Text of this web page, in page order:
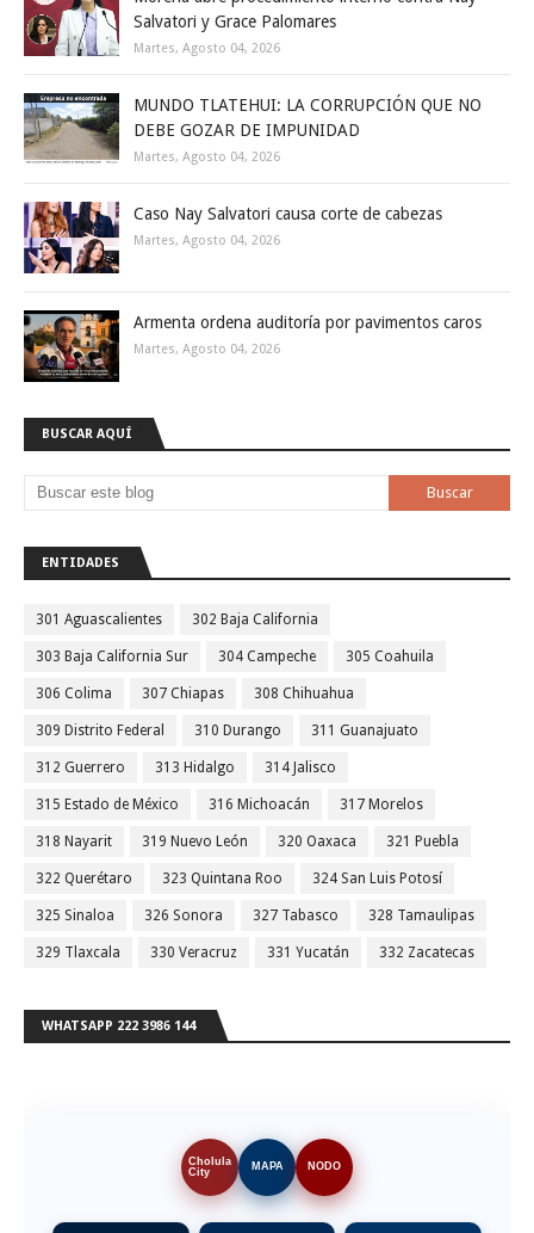
Salvatori y Grace Palomares
Martes, Agosto 04, 2026
MUNDO TLATEHUI: LA CORRUPCIÓN QUE NO
DEBE GOZAR DE IMPUNIDAD
Martes, Agosto 04, 2026
Caso Nay Salvatori causa corte de cabezas
Martes, Agosto 04, 2026
Armenta ordena auditoría por pavimentos caros
Martes, Agosto 04, 2026
BUSCAR AQUÍ
ENTIDADES
301 Aguascalientes 302 Baja California
303 Baja California Sur 304 Campeche 305 Coahuila
306 Colima 307 Chiapas 308 Chihuahua
309 Distrito Federal 310 Durango 311 Guanajuato
312 Guerrero 313 Hidalgo 314 Jalisco
315 Estado de México 316 Michoacán 317 Morelos
318 Nayarit 319 Nuevo León 320 Oaxaca 321 Puebla
322 Querétaro 323 Quintana Roo 324 San Luis Potosí
325 Sinaloa 326 Sonora 327 Tabasco 328 Tamaulipas
329 Tlaxcala 330 Veracruz 331 Yucatán 332 Zacatecas
WHATSAPP 222 3986 144
Cholula
City
MAPA NODO